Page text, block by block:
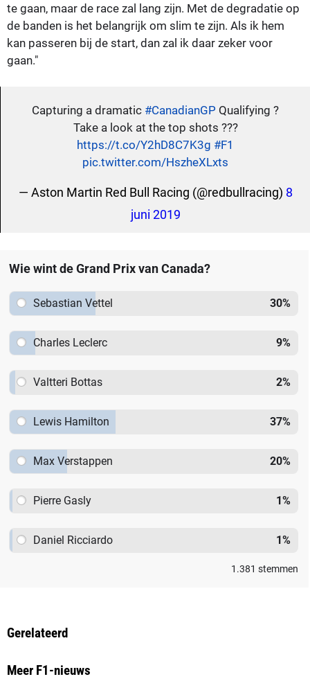
te gaan, maar de race zal lang zijn. Met de degradatie op
de banden is het belangrijk om slim te zijn. Als ik hem
kan passeren bij de start, dan zal ik daar zeker voor
gaan."
Capturing a dramatic #CanadianGP Qualifying ?
Take a look at the top shots ???
https://t.co/Y2hD8C7K3g #F1
pic.twitter.com/HszheXLxts
— Aston Martin Red Bull Racing (@redbullracing) 8
juni 2019
Wie wint de Grand Prix van Canada?
Sebastian Vettel 30%
Charles Leclerc 9%
Valtteri Bottas 2%
Lewis Hamilton 37%
Max Verstappen 20%
Pierre Gasly 1%
Daniel Ricciardo 1%
1.381 stemmen
Gerelateerd
Meer F1-nieuws